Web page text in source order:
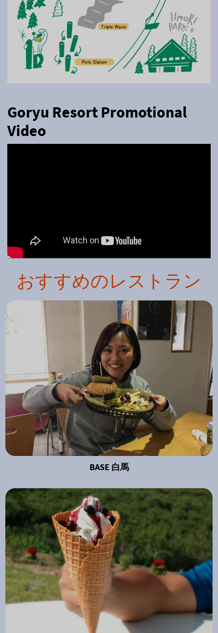
Goryu Resort Promotional
Video
おすすめのレストラン
BASE 白馬